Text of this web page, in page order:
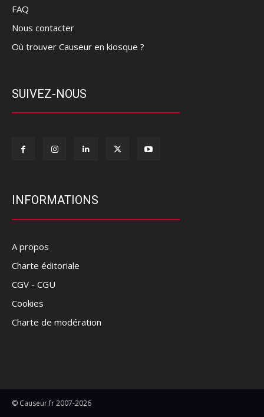
FAQ
Nous contacter
Où trouver Causeur en kiosque ?
SUIVEZ-NOUS
INFORMATIONS
A propos
Charte éditoriale
CGV - CGU
Cookies
Charte de modération
© Causeur.fr 2007-2026